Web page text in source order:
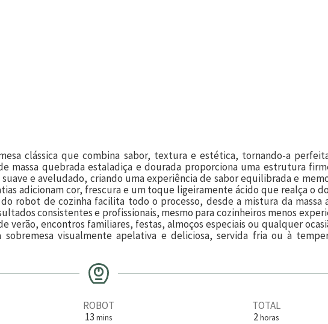
clássica que combina sabor, textura e estética, tornando-a
massa quebrada estaladiça e dourada proporciona uma estrutura
e aveludado, criando uma experiência de sabor equilibrada e
adicionam cor, frescura e um toque ligeiramente ácido que realça o
robot de cozinha facilita todo o processo, desde a mistura da massa
consistentes e profissionais, mesmo para cozinheiros menos
verão, encontros familiares, festas, almoços especiais ou qualquer
visualmente apelativa e deliciosa, servida fria ou à
ROBOT
13m
mins
TOTAL
2hhoras